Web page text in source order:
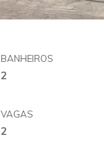
BANHEIROS
2
VAGAS
2